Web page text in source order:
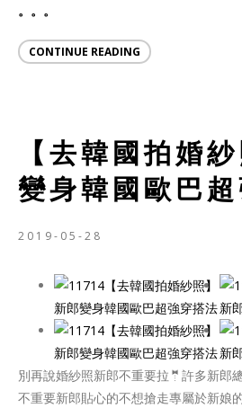
。。。
CONTINUE READING
【去韓國拍婚
變身韓國歐巴
2019-05-28
別再說婚紗照新郎不重要拉🤵許多新郎
不重要新郎貼心的不想搶走專屬於新娘